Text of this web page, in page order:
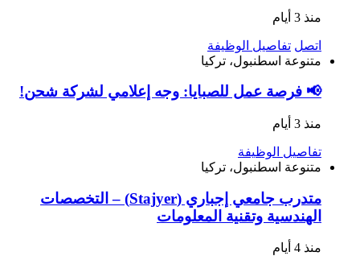
منذ 3 أيام
اتصل تفاصيل الوظيفة
متنوعة اسطنبول، تركيا
📢 فرصة عمل للصبايا: وجه إعلامي لشركة شحن!
منذ 3 أيام
تفاصيل الوظيفة
متنوعة اسطنبول، تركيا
متدرب جامعي إجباري (Stajyer) – التخصصات
الهندسية وتقنية المعلومات
منذ 4 أيام